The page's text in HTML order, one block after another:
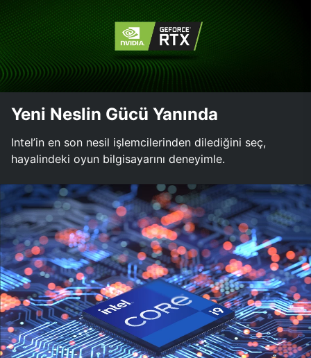
Yeni Neslin Gücü Yanında
Intel’in en son nesil işlemcilerinden dilediğini seç,
hayalindeki oyun bilgisayarını deneyimle.